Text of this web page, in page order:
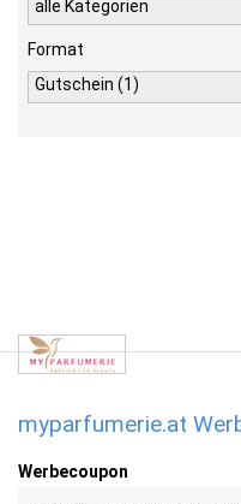
alle Kategorien
Format
Gutschein (1)
myparfumerie.at
Werbecoupon